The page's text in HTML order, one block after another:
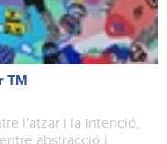
TM
l'atzar i la intenció,